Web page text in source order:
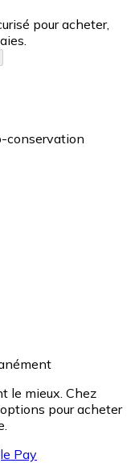
pour acheter,
conservation
le mieux. Chez
pour acheter
Pay